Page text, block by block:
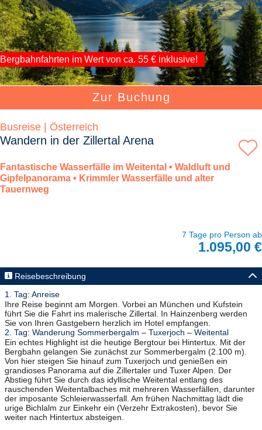
Bergbahnfahrten im Wert von ca. 55 € inklusive!
Zur Buchung
Busreise | Österreich
Wandern in der Zillertal Arena
Fantastische Wasserfälle im Weitental • Waldluft und
Gipfelpanorama • Krimmler Wasserfälle und alter
Tauernweg
7 Tage pro Person ab
1.095,00 €
Reisebeschreibung
1. Tag: Anreise
Ihre Reise beginnt am Morgen. Vorbei an München und Kufstein
führt Sie die Fahrt ins malerische Zillertal. In Hainzenberg werden
Sie von Ihren Gastgebern herzlich im Hotel empfangen.
2. Tag: Wanderung Sommerbergalm – Tuxerjoch – Weitental
Ein echtes Highlight ist die heutige Bergtour bei Hintertux. Mit der
Bergbahn gelangen Sie zunächst zur Sommerbergalm (2.100 m).
Von hier steigen Sie hinauf zum Tuxerjoch und genießen ein
grandioses Panorama auf die Zillertaler und Tuxer Alpen. Der
Abstieg führt Sie durch das idyllische Weitental entlang des
rauschenden Weitentalbaches mit mehreren Wasserfällen, darunter
der imposante Schleierwasserfall. Am frühen Nachmittag lädt die
urige Bichlalm zur Einkehr ein (Verzehr Extrakosten), bevor Sie
weiter nach Hintertux absteigen.